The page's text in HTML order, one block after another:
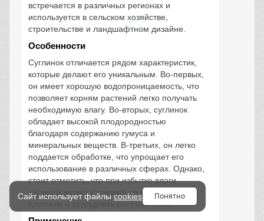
встречается в различных регионах и
используется в сельском хозяйстве,
строительстве и ландшафтном дизайне.
Особенности
Суглинок отличается рядом характеристик,
которые делают его уникальным. Во-первых,
он имеет хорошую водопроницаемость, что
позволяет корням растений легко получать
необходимую влагу. Во-вторых, суглинок
обладает высокой плодородностью
благодаря содержанию гумуса и
минеральных веществ. В-третьих, он легко
поддается обработке, что упрощает его
использование в различных сферах. Однако,
стоит отметить, что при избытке влаги
суглинок может становиться слишком
плотным и затруднять рост растений.
Сайт использует файлы cookies Понятно